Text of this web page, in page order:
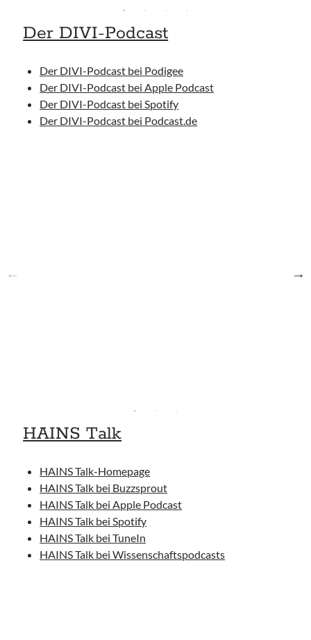
Der DIVI-Podcast
Der DIVI-Podcast bei Podigee
Der DIVI-Podcast bei Apple Podcast
Der DIVI-Podcast bei Spotify
Der DIVI-Podcast bei Podcast.de
HAINS Talk
HAINS Talk-Homepage
HAINS Talk bei Buzzsprout
HAINS Talk bei Apple Podcast
HAINS Talk bei Spotify
HAINS Talk bei TuneIn
HAINS Talk bei Wissenschaftspodcasts